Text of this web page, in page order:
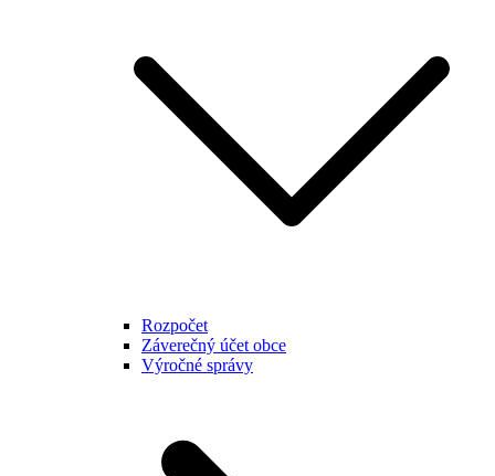
Rozpočet
Záverečný účet obce
Výročné správy